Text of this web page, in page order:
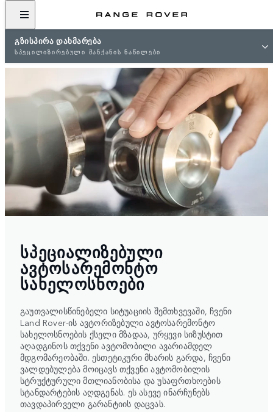
ᲒᲖᲘᲡᲞᲘᲠᲐ ᲓᲐᲮᲛᲐᲠᲔᲑᲐ
ᲡᲞᲔᲪᲘᲚᲘᲖᲘᲠᲔᲑᲣᲚᲘ ᲛᲐᲜᲥᲐᲜᲘᲡ ᲜᲐᲬᲘᲚᲔᲑᲘ
ᲡᲞᲔᲪᲘᲐᲚᲘᲖᲔᲑᲣᲚᲘ
ᲐᲕᲢᲝᲡᲐᲠᲔᲛᲝᲜᲢᲝ
ᲡᲐᲮᲔᲚᲝᲡᲜᲝᲔᲑᲘ
გაუთვალისწინებელი სიტუაციის შემთხვევაში, ჩვენი
Land Rover-ის ავტორიზებული ავტოსარემონტო
სახელოსნოების ქსელი მზადაა, ურყევი სიზუსტით
აღადგინოს თქვენი ავტომობილი ავარიამდელ
მდგომარეობაში. ესთეტიკური მხარის გარდა, ჩვენი
ვალდებულება მოიცავს თქვენი ავტომობილის
სტრუქტურული მთლიანობისა და უსაფრთხოების
სტანდარტების აღდგენას. ეს ასევე ინარჩუნებს
თავდაპირველი გარანტიის დაცვას.